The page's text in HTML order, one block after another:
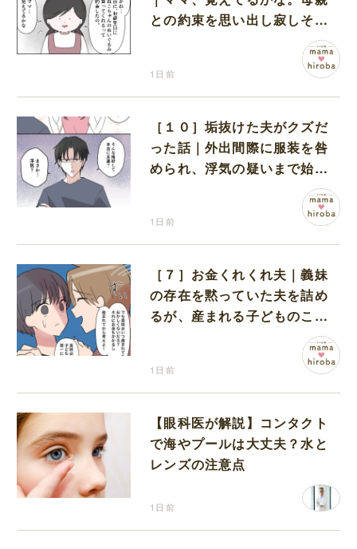
との約束を思い出し寂しそう
1日前
［１０］垢抜けた夫がクズだ
った話｜外出間際に服装を咎
められ、浮気の疑いまで始め
1日前
［７］お金くれくれ夫｜義妹
の存在を黙っていた夫を詰め
るが、産まれる子どものこと
を第一に考えてと流される
1日前
【眼科医が解説】コンタクト
で海やプールは大丈夫？水と
レンズの注意点
1日前